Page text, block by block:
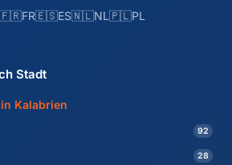
🇫🇷FR🇪🇸ES🇳🇱NL🇵🇱PL
Stadt
Kalabrien
92
28